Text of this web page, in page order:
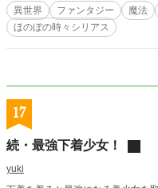
異世界 ファンタジー 魔法
ほのぼの時々シリアス
17
続・最強下着少女！
yuki